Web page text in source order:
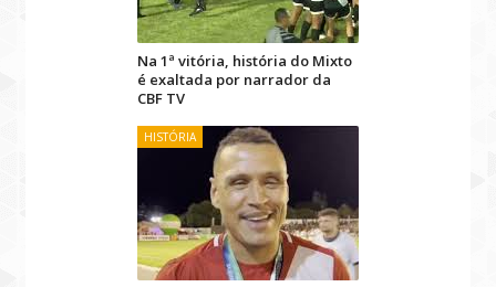
Na 1ª vitória, história do Mixto
é exaltada por narrador da
CBF TV
HISTÓRIA